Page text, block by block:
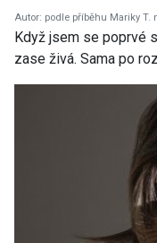
Autor: podle příběhu Mariky T.
Když jsem se poprvé
zase živá. Sama po